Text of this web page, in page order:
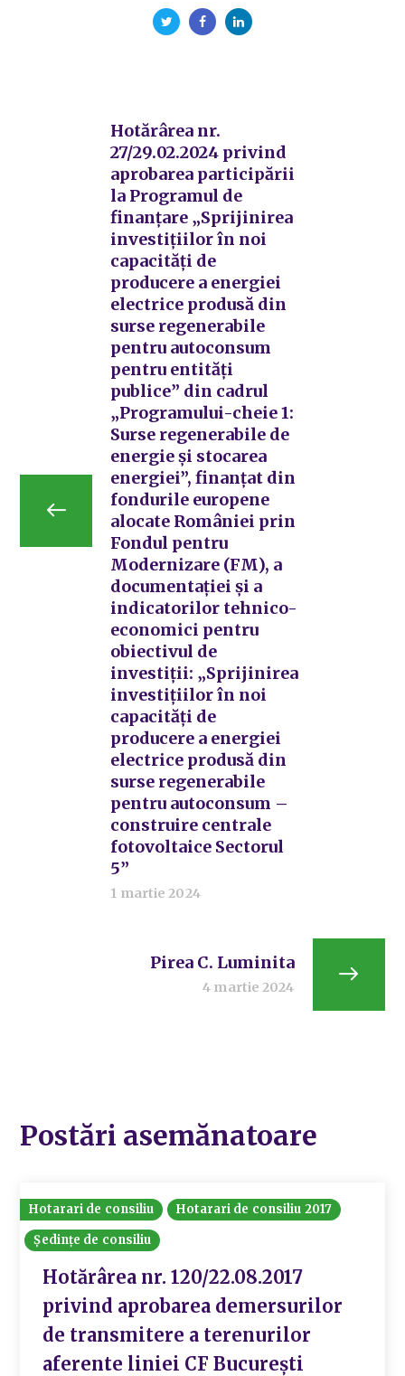
Hotărârea nr.
27/29.02.2024 privind
aprobarea participării
la Programul de
finanțare „Sprijinirea
investițiilor în noi
capacități de
producere a energiei
electrice produsă din
surse regenerabile
pentru autoconsum
pentru entități
publice” din cadrul
„Programului-cheie 1:
Surse regenerabile de
energie și stocarea
energiei”, finanțat din
fondurile europene
alocate României prin
Fondul pentru
Modernizare (FM), a
documentației și a
indicatorilor tehnico-
economici pentru
obiectivul de
investiții: „Sprijinirea
investițiilor în noi
capacități de
producere a energiei
electrice produsă din
surse regenerabile
pentru autoconsum –
construire centrale
fotovoltaice Sectorul
5”
1 martie 2024
Pirea C. Luminita
4 martie 2024
Postări asemănatoare
Hotarari de consiliu
Hotarari de consiliu 2017
Ședințe de consiliu
Hotărârea nr. 120/22.08.2017
privind aprobarea demersurilor
de transmitere a terenurilor
aferente liniei CF București